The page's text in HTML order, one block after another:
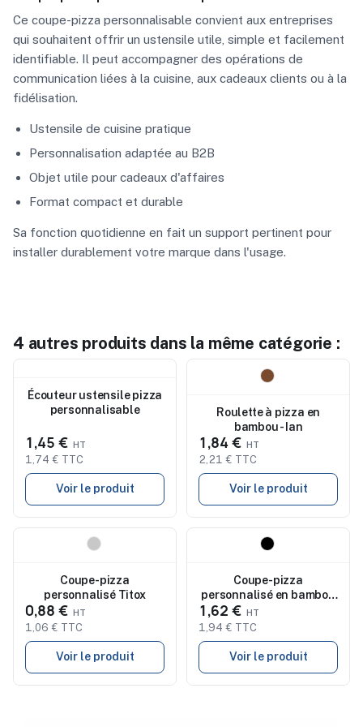
Ce coupe-pizza personnalisable convient aux entreprises
qui souhaitent offrir un ustensile utile, simple et facilement
identifiable. Il peut accompagner des opérations de
communication liées à la cuisine, aux cadeaux clients ou à la
fidélisation.
Ustensile de cuisine pratique
Personnalisation adaptée au B2B
Objet utile pour cadeaux d'affaires
Format compact et durable
Sa fonction quotidienne en fait un support pertinent pour
installer durablement votre marque dans l'usage.
4 autres produits dans la même catégorie :
Écouteur ustensile pizza
personnalisable
1,45 €
1,74 € TTC
Voir le produit
Roulette à pizza en
bambou - Ian
1,84 €
2,21 € TTC
Voir le produit
Coupe-pizza
personnalisé Titox
0,88 €
1,06 € TTC
Voir le produit
Coupe-pizza
personnalisé en bambou
avec manche ZAZA
1,62 €
1,94 € TTC
Voir le produit